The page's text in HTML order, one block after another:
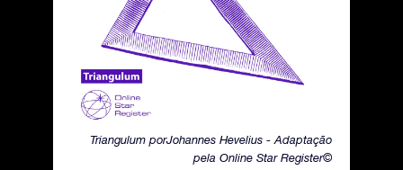
Triangulum porJohannes Hevelius - Adaptação
pela Online Star Register©